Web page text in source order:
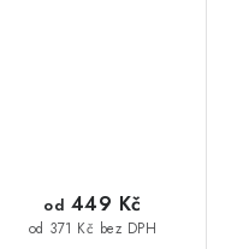
od 371 Kč bez DPH
od 449 Kč